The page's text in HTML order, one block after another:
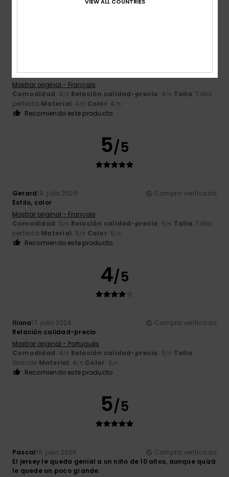
..........
Mostrar original - Français
Comodidad: 4/5 Relación calidad-precio: 4/5 Talla: Talla
perfecta Material: 4/5 Color: 4 /5
Recomiendo este producto
5/5
Gerard19. julio 2026
Compra verificada
Estilo, color
Mostrar original - Français
Comodidad: 5/5 Relación calidad-precio: 5/5 Talla: Talla
perfecta Material: 5/5 Color: 5 /5
Recomiendo este producto
4/5
Iliona17. julio 2026
Compra verificada
Relación calidad-precio
Mostrar original - Português
Comodidad: 4/5 Relación calidad-precio: 5/5 Talla:
Grande Material: 4/5 Color: 3/5
Recomiendo este producto
5/5
Pascal16. julio 2026
Compra verificada
El jersey le queda genial a un niño de 10 años, aunque quizá
le quede un poco grande.